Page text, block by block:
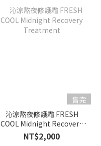
售完
沁涼熬夜修護霜 FRESH
COOL Midnight Recovery
Treatment
NT$2,000